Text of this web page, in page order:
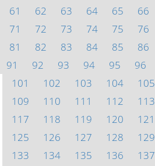
61
62 63 64 65 66
71
72 73 74 75 76
81
82 83 84 85 86
91
92 93 94 95 96
101
102 103 104 105
109
110 111 112 113
117
118 119 120 121
125
126 127 128 129
133
134 135 136 137